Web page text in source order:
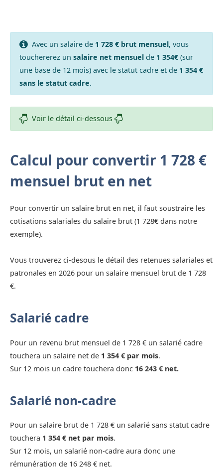
Avec un salaire de 1 728 € brut mensuel, vous
touchererez un salaire net mensuelde 1 354€(sur
une base de 12 mois) avec le statut cadre et de 1 354 €
sans le statut cadre.
Voir le détail ci-dessous
Calcul pour convertir 1 728 €
mensuel brut en net
Pour convertir un salaire brut en net, il faut soustraire les
cotisations salariales du salaire brut (1 728€ dans notre
exemple).
Vous trouverez ci-desous le détail des retenues salariales et
patronales en 2026 pour un salaire mensuel brut de 1 728
€.
Salarié cadre
Pour un revenu brut mensuel de 1 728 € un salarié cadre
touchera un salaire net de 1 354 € par mois.
Sur 12 mois un cadre touchera donc 16 243 € net.
Salarié non-cadre
Pour un salaire brut de 1 728 € un salarié sans statut cadre
touchera 1 354 € net par mois.
Sur 12 mois, un salarié non-cadre aura donc une
rémunération de 16 248 € net.